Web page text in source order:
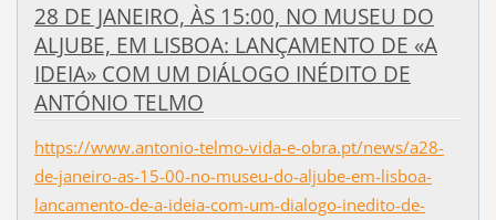
28 DE JANEIRO, ÀS 15:00, NO MUSEU DO
ALJUBE, EM LISBOA: LANÇAMENTO DE «A
IDEIA» COM UM DIÁLOGO INÉDITO DE
ANTÓNIO TELMO
https://www.antonio-telmo-vida-e-obra.pt/news/a28-
de-janeiro-as-15-00-no-museu-do-aljube-em-lisboa-
lancamento-de-a-ideia-com-um-dialogo-inedito-de-